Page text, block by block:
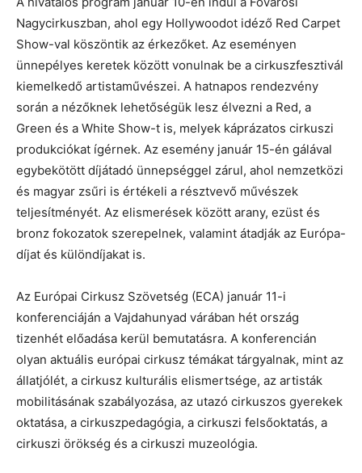
Nagycirkuszban, ahol egy Hollywoodot idéző Red Carpet
Show-val köszöntik az érkezőket. Az eseményen
ünnepélyes keretek között vonulnak be a cirkuszfesztivál
kiemelkedő artistaművészei. A hatnapos rendezvény
során a nézőknek lehetőségük lesz élvezni a Red, a
Green és a White Show-t is, melyek káprázatos cirkuszi
produkciókat ígérnek. Az esemény január 15-én gálával
egybekötött díjátadó ünnepséggel zárul, ahol nemzetközi
és magyar zsűri is értékeli a résztvevő művészek
teljesítményét. Az elismerések között arany, ezüst és
bronz fokozatok szerepelnek, valamint átadják az Európa-
díjat és különdíjakat is.
Az Európai Cirkusz Szövetség (ECA) január 11-i
konferenciáján a Vajdahunyad várában hét ország
tizenhét előadása kerül bemutatásra. A konferencián
olyan aktuális európai cirkusz témákat tárgyalnak, mint az
állatjólét, a cirkusz kulturális elismertsége, az artisták
mobilitásának szabályozása, az utazó cirkuszos gyerekek
oktatása, a cirkuszpedagógia, a cirkuszi felsőoktatás, a
cirkuszi örökség és a cirkuszi muzeológia.